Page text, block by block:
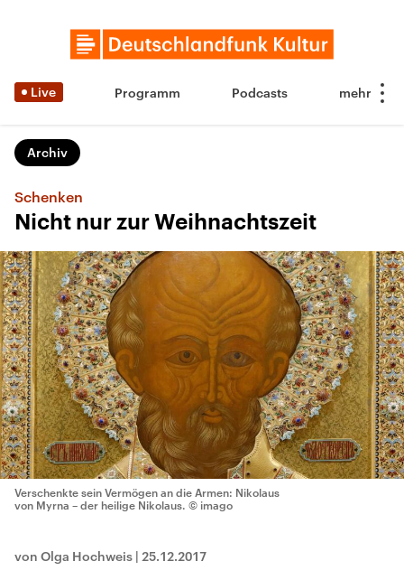
Live Programm Podcasts
Archiv
Schenken
Nicht nur zur Weihnachtszeit
Verschenkte sein Vermögen an die Armen: Nikolaus
von Myrna – der heilige Nikolaus. © imago
von Olga Hochweis | 25.12.2017